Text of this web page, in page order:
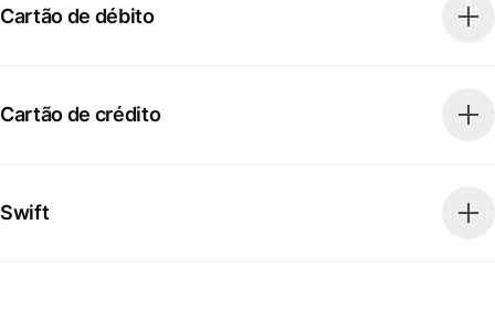
Cartão de débito
Cartão de crédito
Swift